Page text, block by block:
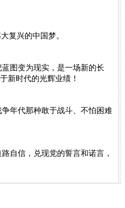
复兴的中国梦。
图变为现实，是一场新的长
新时代的光辉业绩！
年代那种敢于战斗、不怕困难
自信，兑现党的誓言和诺言，